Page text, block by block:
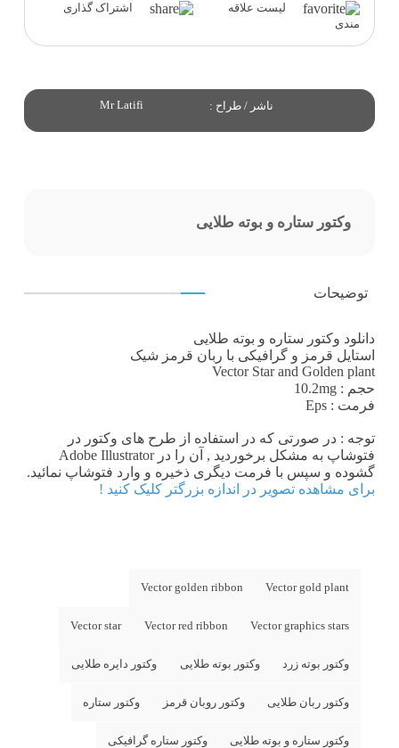
لیست علاقه
مندی
اشتراک گذاری
ناشر / طراح : Mr Latifi
وکتور ستاره و بوته طلایی
توضیحات
دانلود وکتور ستاره و بوته طلایی
استایل قرمز و گرافیکی با ربان قرمز شیک
Vector Star and Golden plant
حجم : 10.2mg
فرمت : Eps
توجه : در صورتی که در استفاده از طرح های وکتور در
فتوشاپ به مشکل برخوردید , آن را در Adobe Illustrator
گشوده و سپس با فرمت دیگری ذخیره و وارد فتوشاپ نمائید.
برای مشاهده تصویر در اندازه بزرگتر کلیک کنید !
Vector gold plant
Vector golden ribbon
Vector graphics stars
Vector red ribbon
Vector star
وکتور بوته زرد وکتور بوته طلایی وکتور دایره طلایی
وکتور ربان طلایی وکتور روبان قرمز وکتور ستاره
وکتور ستاره و بوته طلایی وکتور ستاره گرافیکی